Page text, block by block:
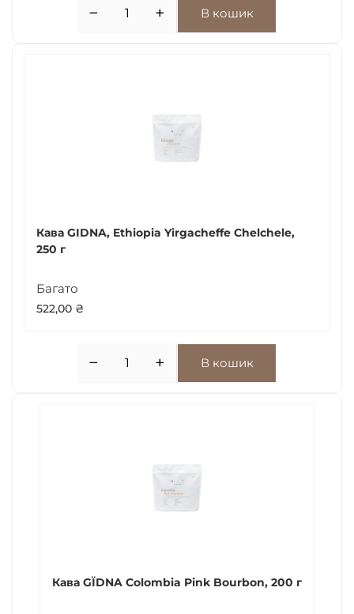
− + В кошик
Кава GIDNA, Ethiopia Yirgacheffe Chelchele,
250 г
Багато
522,00 ₴
− + В кошик
Кава GЇDNA Colombia Pink Bourbon, 200 г